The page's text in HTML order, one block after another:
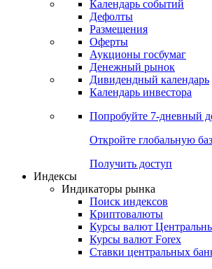
Календарь событий
Дефолты
Размещения
Оферты
Аукционы госбумаг
Денежный рынок
Дивидендный календарь
Календарь инвестора
Попробуйте 7-дневный
Откройте глобальную
Получить доступ
Индексы
Индикаторы рынка
Поиск индексов
Криптовалюты
Курсы валют
Курсы валют Forex
Ставки центральных